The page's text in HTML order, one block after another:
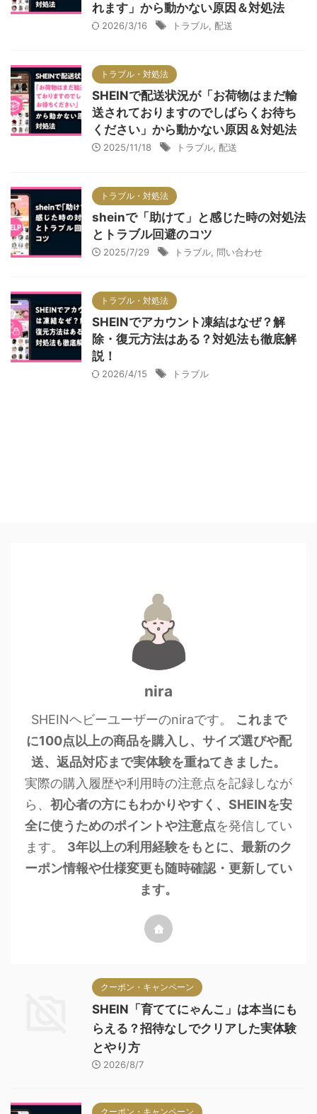
れます」から動かない原因＆対処法
2026/3/16 トラブル 配送
トラブル・対処法
SHEINで配送状況が「お荷物はまだ輸
送されておりますのでしばらくお待ち
ください」から動かない原因＆対処法
2025/11/18 トラブル 配送
トラブル・対処法
sheinで「助けて」と感じた時の対処法
とトラブル回避のコツ
2025/7/29 トラブル 問い合わせ
トラブル・対処法
SHEINでアカウント凍結はなぜ？解
除・復元方法はある？対処法も徹底解
説！
2026/4/15 トラブル
nira
SHEINヘビーユーザーのniraです。
これまで
に100点以上の商品を購入し、サイズ選びや配
送、返品対応まで実体験を重ねてきました。
実際の購入履歴や利用時の注意点を記録しなが
ら、 初心者の方にもわかりやすく、SHEINを安
全に使うためのポイントや注意点を発信してい
ます。 3年以上の利用経験をもとに、最新のク
ーポン情報や仕様変更も随時確認・更新してい
ます。
クーポン・キャンペーン
SHEIN「育ててにゃんこ」は本当にも
らえる？招待なしでクリアした実体験
とやり方
2026/8/7
クーポン・キャンペーン